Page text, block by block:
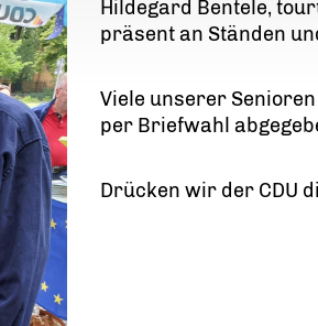
Hildegard Bentele,
präsent an Ständen
Viele unserer
per Briefwahl
Drücken wir der CDU